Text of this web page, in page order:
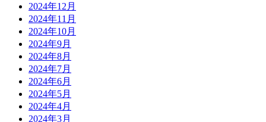
2024年12月
2024年11月
2024年10月
2024年9月
2024年8月
2024年7月
2024年6月
2024年5月
2024年4月
2024年3月